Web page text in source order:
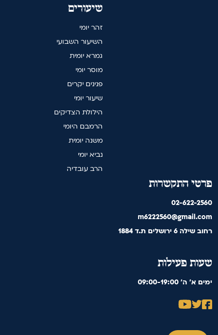
שיעורים
זהר יומי
השיעור השבועי
גמרא יומית
מוסר יומי
פנינים יקרים
שיעור יומי
הילולת הצדיקים
הרמבם היומי
משנה יומית
נביא יומי
הרב עובדיה
פרטי התקשרות
02-622-2560
m6222560@gmail.com
רחוב שילה 6 ירושלים ת.ד 1884
שעות פעילות
09:00-19:00 'ימים א' ה